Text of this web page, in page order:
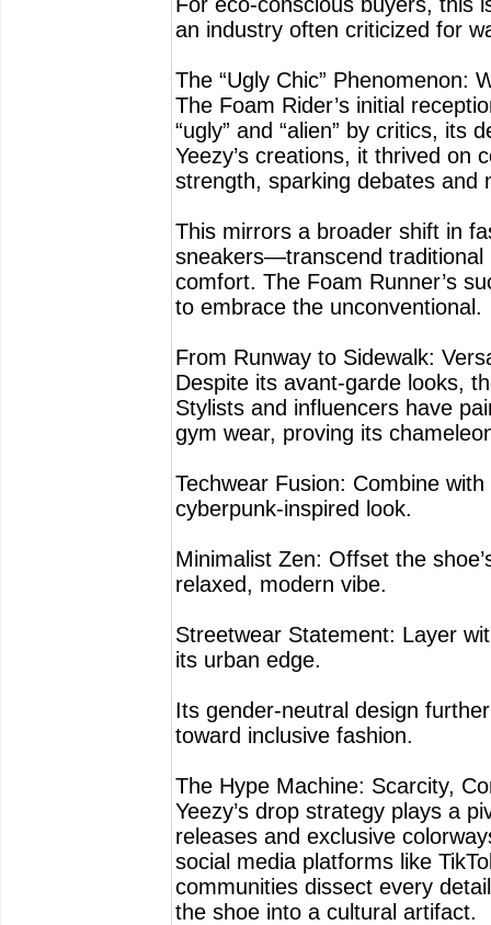
an industry often criticized for
The “Ugly Chic” Phenomenon:
The Foam Rider’s initial
“ugly” and “alien” by critics, its
Yeezy’s creations, it thrived on
strength, sparking debates and
This mirrors a broader shift in
sneakers—transcend traditional
comfort. The Foam Runner’s
to embrace the unconventional.
From Runway to Sidewalk:
Despite its avant-garde looks,
Stylists and influencers have
gym wear, proving its
Techwear Fusion: Combine
cyberpunk-inspired look.
Minimalist Zen: Offset the
relaxed, modern vibe.
Streetwear Statement: Layer
its urban edge.
Its gender-neutral design
toward inclusive fashion.
The Hype Machine: Scarcity,
Yeezy’s drop strategy plays a
releases and exclusive
social media platforms like
communities dissect every
the shoe into a cultural artifact.